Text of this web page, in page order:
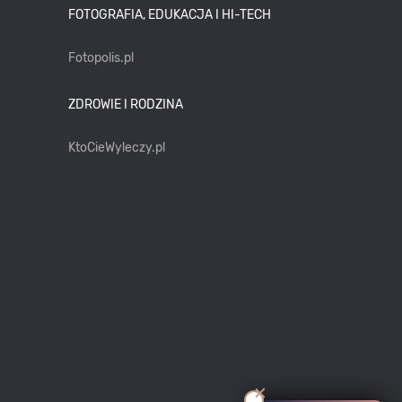
FOTOGRAFIA, EDUKACJA I HI-TECH
Fotopolis.pl
ZDROWIE I RODZINA
KtoCieWyleczy.pl